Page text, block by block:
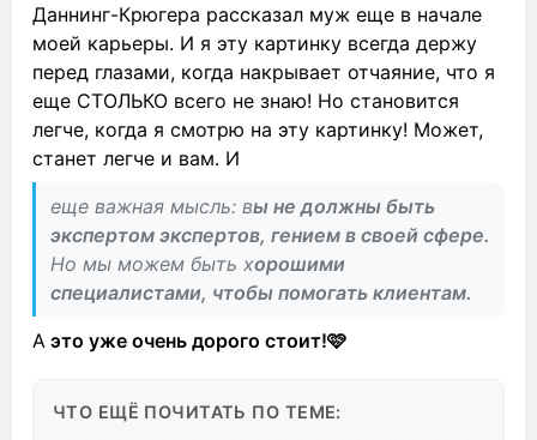
Даннинг-Крюгера рассказал муж еще в начале
моей карьеры. И я эту картинку всегда держу
перед глазами, когда накрывает отчаяние, что я
еще СТОЛЬКО всего не знаю! Но становится
легче, когда я смотрю на эту картинку! Может,
станет легче и вам. И
еще важная мысль: вы не должны быть
экспертом экспертов, гением в своей сфере.
Но мы можем быть хорошими
специалистами, чтобы помогать клиентам.
А это уже очень дорого стоит!🩷
ЧТО ЕЩЁ ПОЧИТАТЬ ПО ТЕМЕ: